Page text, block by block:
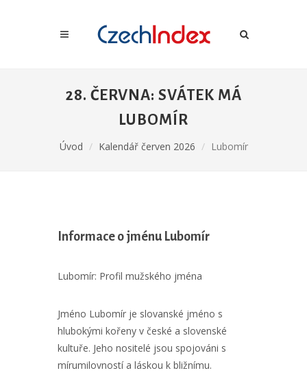
28. ČERVNA: SVÁTEK MÁ
LUBOMÍR
Úvod Kalendář červen 2026 Lubomír
Informace o jménu Lubomír
Lubomír: Profil mužského jména
Jméno Lubomír je slovanské jméno s
hlubokými kořeny v české a slovenské
kultuře. Jeho nositelé jsou spojováni s
mírumilovností a láskou k bližnímu.